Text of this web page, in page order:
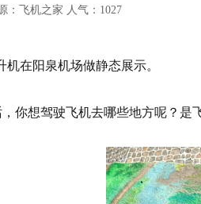
：飞机之家 人气：1027
在阳泉机场做静态展示。
你想驾驶飞机去哪些地方呢？